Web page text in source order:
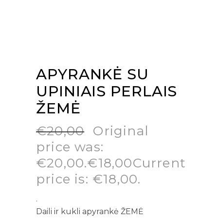
APYRANKĖ SU
UPINIAIS PERLAIS
ŽEMĖ
€20,00 Original
price was:
€20,00.€18,00Current
price is: €18,00.
.
Daili ir kukli apyrankė ŽEMĖ